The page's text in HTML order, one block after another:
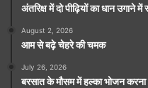
अंतरिक्ष में दो पीढ़ियों का धान उगाने
August 2, 2026
आम से बढ़े चेहरे की चमक
July 26, 2026
बरसात के मौसम में हल्का भोजन